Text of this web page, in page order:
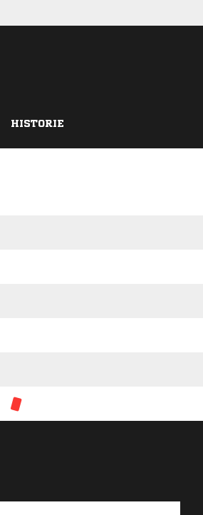
HISTORIE